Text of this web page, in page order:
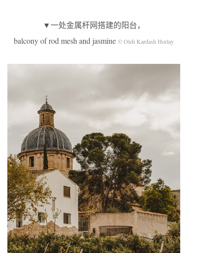
▼一处金属杆网搭建的阳台，
balcony of rod mesh and jasmine © Oleh Kardash Horlay